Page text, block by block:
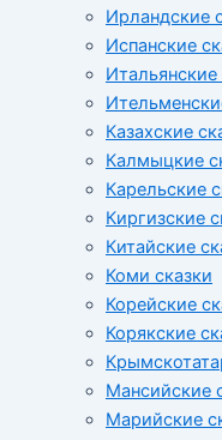
Ирландские
Испанские
Итальянские
Казахские
Калмыцкие
Карельские
Киргизские
Китайские
Коми сказки
Корейские
Корякские
Мансийские
Марийские